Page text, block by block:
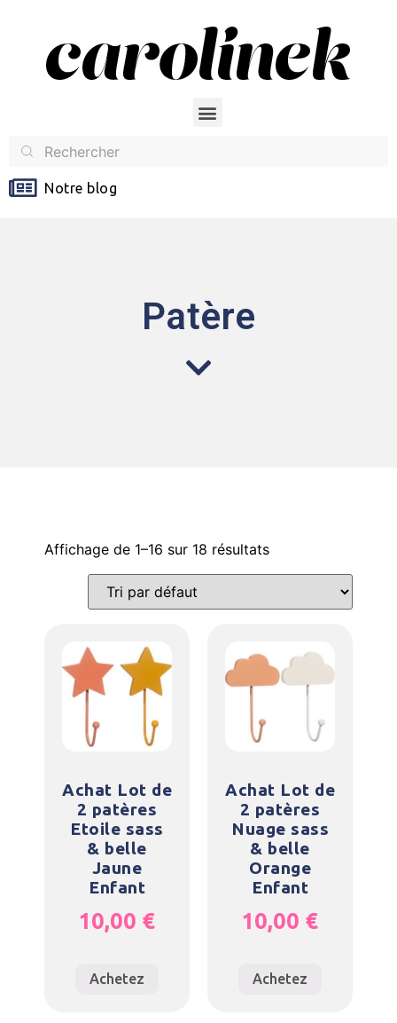
Notre blog
Patère
Affichage de 1–16 sur 18 résultats
Achat Lot de
2 patères
Etoile sass
& belle
Jaune
Enfant
10,00 €
Achetez
Achat Lot de
2 patères
Nuage sass
& belle
Orange
Enfant
10,00 €
Achetez